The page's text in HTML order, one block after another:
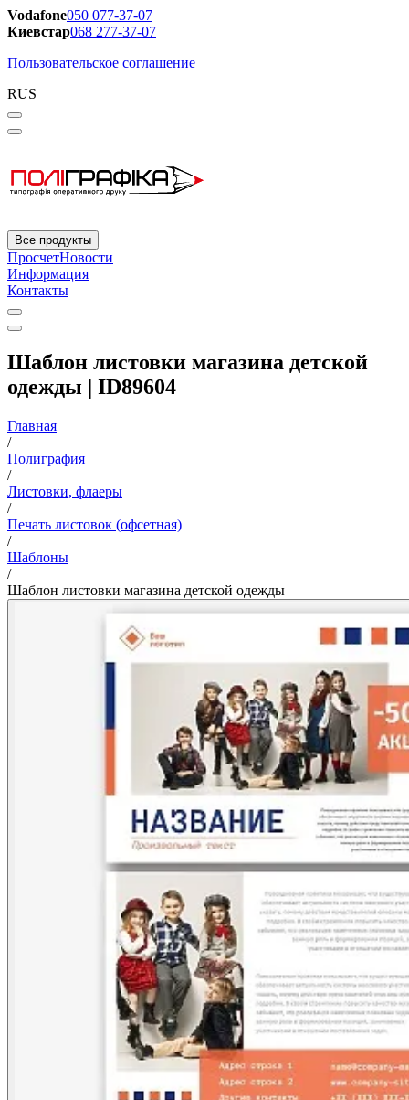
Vodafone050 077-37-07
Киевстар068 277-37-07
Пользовательское соглашение
RUS
Все продукты
ПросчетНовости
Информация
Контакты
Шаблон листовки магазина детской
одежды | ID89604
Главная
/
Полиграфия
/
Листовки, флаеры
/
Печать листовок (офсетная)
/
Шаблоны
/
Шаблон листовки магазина детской одежды